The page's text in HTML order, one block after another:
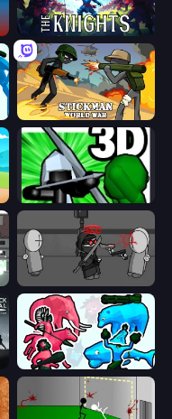
War the Knights
Stickman World War
Stickman: Legacy of Zombie War
Madness Project Nexus
Funny Battle Simulator 2